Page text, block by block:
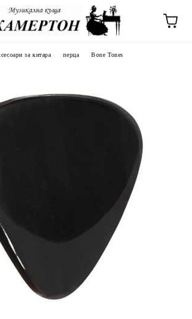
за китара перца Bone Tones